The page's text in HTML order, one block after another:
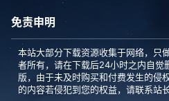
许愿贴墙
技嘉 B250-D3A黑苹果
Sierra EFI引导文件下载
许愿贴墙
免责申明
本站大部分下载资源收集于网络，只
者所有，请在下载后24小时之内自觉
版，由于未及时购买和付费发生的侵
的内容若侵犯到您的权益，请联系站